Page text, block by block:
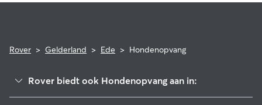
Rover > Gelderland > Ede > Hondenopvang
Rover biedt ook Hondenopvang aan in: